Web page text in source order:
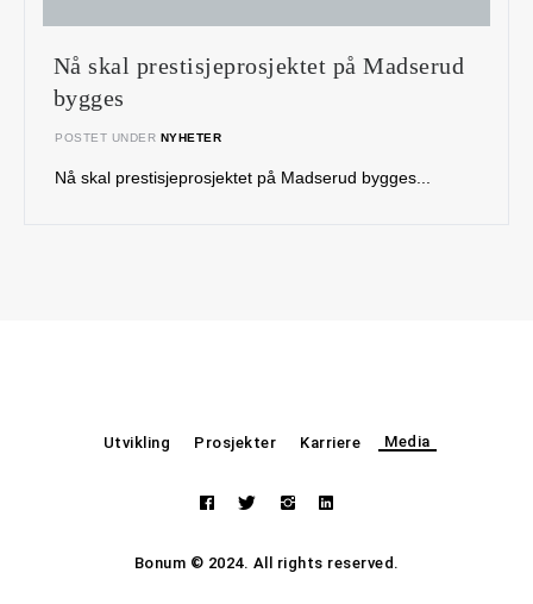
Nå skal prestisjeprosjektet på Madserud
bygges
POSTET UNDER NYHETER
Nå skal prestisjeprosjektet på Madserud bygges...
Utvikling Prosjekter Karriere Media
Bonum © 2024. All rights reserved.